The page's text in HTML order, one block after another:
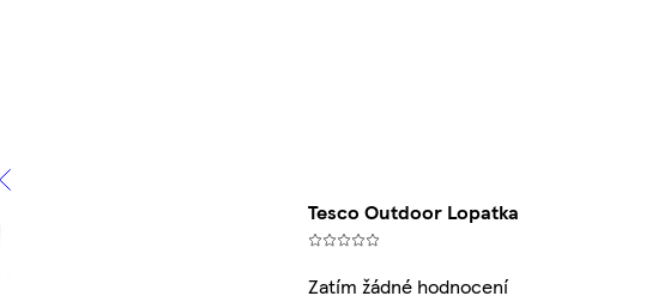
Tesco Outdoor Lopatka
Zatím žádné hodnocení